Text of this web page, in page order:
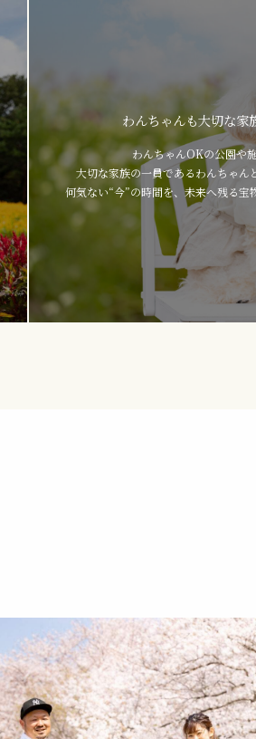
わんちゃんも大切な家
わんちゃんOKの公園や
大切な家族の一員であるわんちゃん
何気ない“今”の時間を、未来へ残る宝